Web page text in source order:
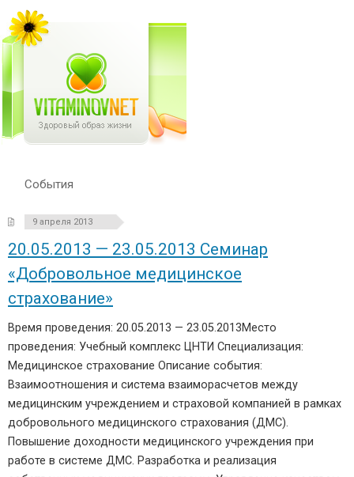
События
9 апреля 2013
20.05.2013 — 23.05.2013 Семинар
«Добровольное медицинское
страхование»
Время проведения: 20.05.2013 — 23.05.2013Место
проведения: Учебный комплекс ЦНТИ Специализация:
Медицинское страхование Описание события:
Взаимоотношения и система взаиморасчетов между
медицинским учреждением и страховой компанией в рамках
добровольного медицинского страхования (ДМС).
Повышение доходности медицинского учреждения при
работе в системе ДМС. Разработка и реализация